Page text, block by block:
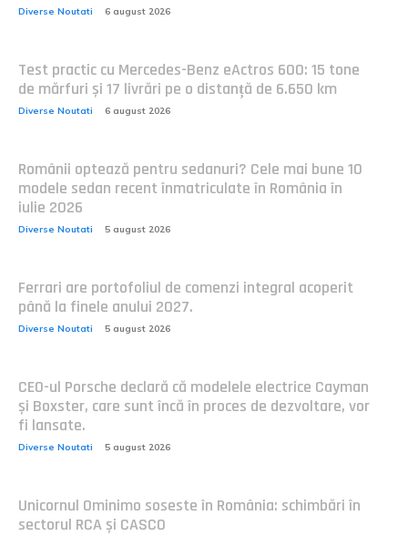
Diverse Noutati 6 august 2026
Test practic cu Mercedes-Benz eActros 600: 15 tone
de mărfuri și 17 livrări pe o distanță de 6.650 km
Diverse Noutati 6 august 2026
Românii optează pentru sedanuri? Cele mai bune 10
modele sedan recent înmatriculate în România în
iulie 2026
Diverse Noutati 5 august 2026
Ferrari are portofoliul de comenzi integral acoperit
până la finele anului 2027.
Diverse Noutati 5 august 2026
CEO-ul Porsche declară că modelele electrice Cayman
și Boxster, care sunt încă în proces de dezvoltare, vor
fi lansate.
Diverse Noutati 5 august 2026
Unicornul Ominimo soseste în România: schimbări în
sectorul RCA și CASCO